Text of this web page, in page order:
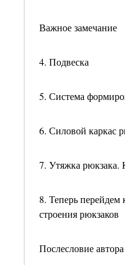
Важное замечание
4. Подвеска
5. Система
6. Силовой каркас
7. Утяжка рюкзака.
8. Теперь
строения рюкзаков
Послесловие автора